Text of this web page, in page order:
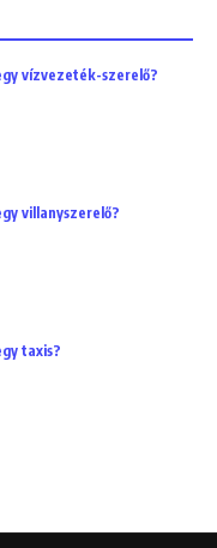
vízvezeték-szerelő?
villanyszerelő?
taxis?